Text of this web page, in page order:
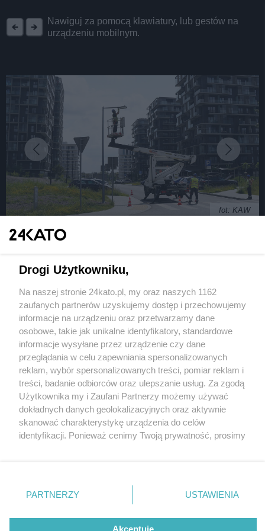
Nawiguj za pomocą klawiatury, lub gestów na
urządzeniu mobilnym.
fot: KAW
będą doświetlone. W kolejce ponad 20 miejsc.
3 / 3
Przejście dla pieszych, Strefa
Kultury, Katowice
Wróć do artykułu:
Następne przejścia dla pieszych w Katowicach
będą doświetlone. W kolejce ponad 20 miejsc.
Wydawca mediów lokalnych
Nie zapomnij
zapoznać się z:
polityką prywatności regulamin korzystania z portali
Twojemiasto
Piekary Śląskie
Chorzów
Tarnowskie Góry
Gliwice
Skontakuj sięz nami
Kontakt
Wydawca
Redakcja
Drogi Użytkowniku,
Na naszej stronie 24kato.pl, my oraz naszych 1162
zaufanych partnerów uzyskujemy dostęp i przechowujemy
informacje na urządzeniu oraz przetwarzamy dane
osobowe, takie jak unikalne identyfikatory, standardowe
informacje wysyłane przez urządzenie czy dane
przeglądania w celu zapewniania spersonalizowanych
reklam, wybór spersonalizowanych treści, pomiar reklam i
treści, badanie odbiorców oraz ulepszanie usług. Za zgodą
Użytkownika my i Zaufani Partnerzy możemy używać
dokładnych danych geolokalizacyjnych oraz aktywnie
skanować charakterystykę urządzenia do celów
identyfikacji. Ponieważ cenimy Twoją prywatność, prosimy
prywatności znajdujący się w lewym dolnym rogu strony
. Niektóre rodzaje przetwarzania danych nie wymagają
zgody użytkownika, ale masz prawo sprzeciwić się
takiemu przetwarzaniu. Preferencje będą miały
PARTNERZY USTAWIENIA
Akceptuję